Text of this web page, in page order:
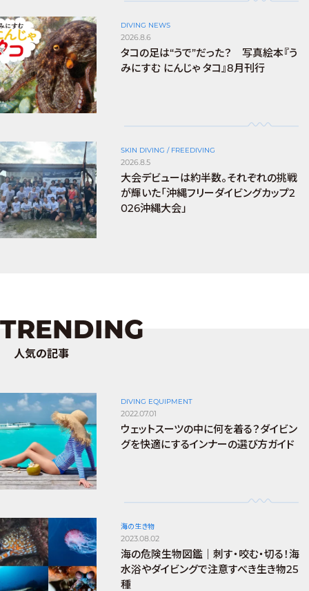
DIVING NEWS
2026.8.6
タコの足は“うで”だった？ 写真絵本『う
みにすむ にんじゃ タコ』8月刊行
SKIN DIVING / FREEDIVING
2026.8.5
大会デビューは約半数。それぞれの挑戦
が輝いた「沖縄フリーダイビングカップ2
026沖縄大会」
TRENDING
人気の記事
DIVING EQUIPMENT
2022.07.01
ウェットスーツの中に何を着る？ダイビン
グを快適にするインナーの選び方ガイド
海の生き物
2023.08.02
海の危険生物図鑑｜刺す・咬む・切る！海
水浴やダイビングで注意すべき生き物25
種